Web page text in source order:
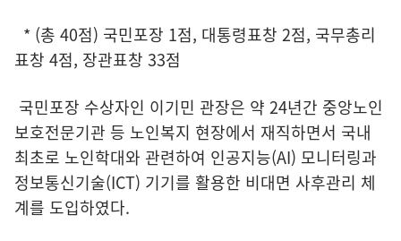
* (총 40점) 국민포장 1점, 대통령표창 2점, 국무총리
표창 4점, 장관표창 33점
국민포장 수상자인 이기민 관장은 약 24년간 중앙노인
보호전문기관 등 노인복지 현장에서 재직하면서 국내
최초로 노인학대와 관련하여 인공지능(AI) 모니터링과
정보통신기술(ICT) 기기를 활용한 비대면 사후관리 체
계를 도입하였다.